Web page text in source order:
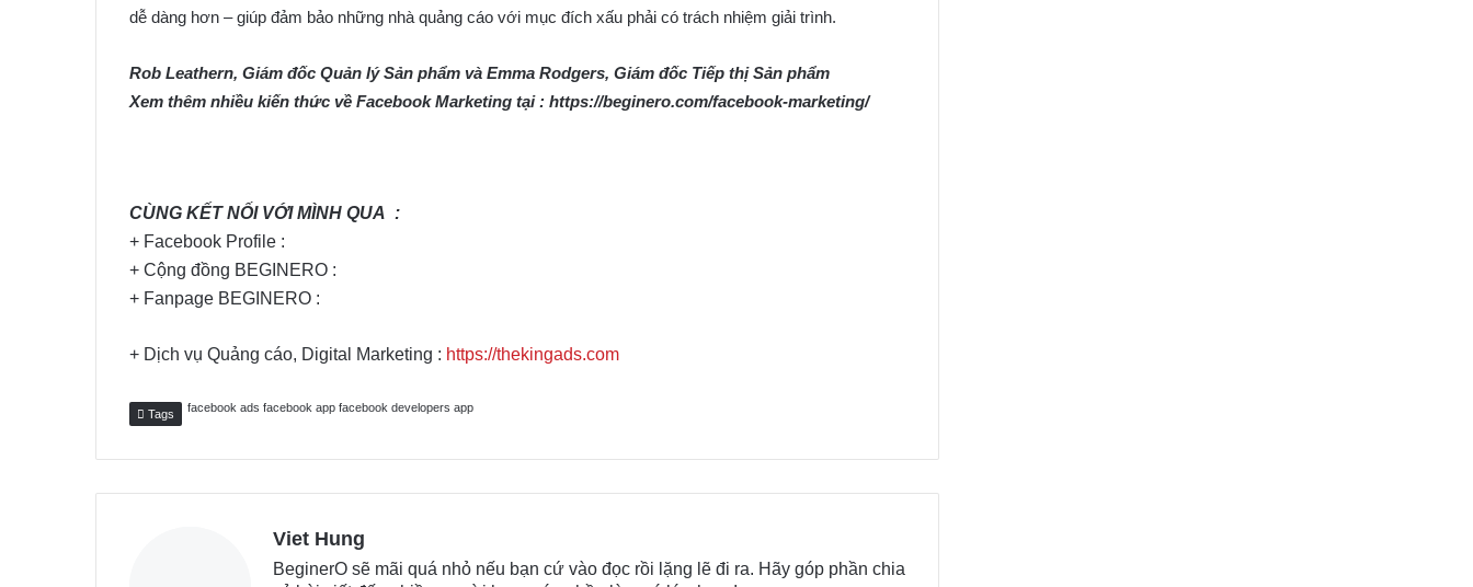
dễ dàng hơn – giúp đảm bảo những nhà quảng cáo với mục đích xấu phải có trách nhiệm giải trình.
Rob Leathern, Giám đốc Quản lý Sản phẩm và Emma Rodgers, Giám đốc Tiếp thị Sản phẩm
Xem thêm nhiều kiến thức về Facebook Marketing tại : https://beginero.com/facebook-marketing/
CÙNG KẾT NỐI VỚI MÌNH QUA :
+ Facebook Profile :
+ Cộng đồng BEGINERO :
+ Fanpage BEGINERO :
+ Dịch vụ Quảng cáo, Digital Marketing : https://thekingads.com
Tags facebook ads facebook app facebook developers app
Viet Hung
BeginerO sẽ mãi quá nhỏ nếu bạn cứ vào đọc rồi lặng lẽ đi ra. Hãy góp phần chia